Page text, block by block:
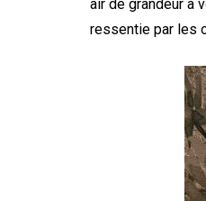
air de grandeur à
ressentie par les